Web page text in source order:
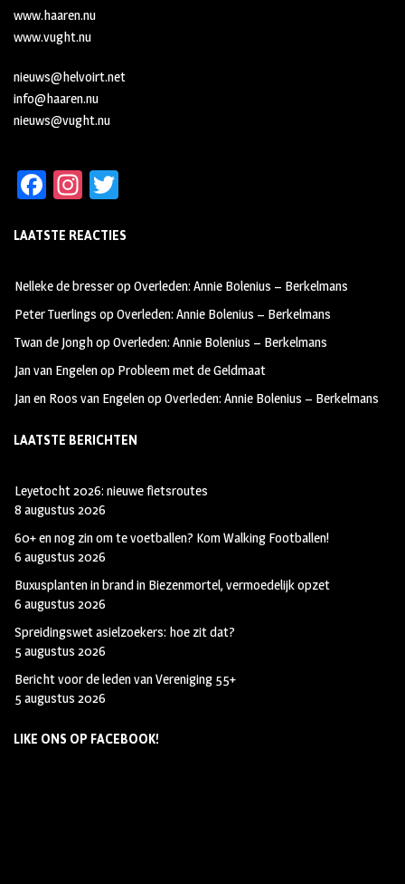
www.haaren.nu
www.vught.nu
nieuws@helvoirt.net
info@haaren.nu
nieuws@vught.nu
Fa
b
oo
k
In
ag
m
tt
LAATSTE REACTIES
Nelleke de bresseropOverleden: Annie Bolenius – Berkelmans
Peter Tuerlings opOverleden: Annie Bolenius – Berkelmans
Twan de JonghopOverleden: Annie Bolenius – Berkelmans
Jan van Engelenop Probleem met de Geldmaat
Jan en Roos van EngelenopOverleden: Annie Bolenius – Berkelmans
LAATSTE BERICHTEN
Leyetocht 2026: nieuwe fietsroutes
8 augustus 2026
60+ en nog zin om te voetballen? Kom Walking Footballen!
6 augustus 2026
Buxusplanten in brand in Biezenmortel, vermoedelijk opzet
6 augustus 2026
Spreidingswet asielzoekers: hoe zit dat?
5 augustus 2026
Bericht voor de leden van Vereniging 55+
5 augustus 2026
LIKE ONS OP FACEBOOK!